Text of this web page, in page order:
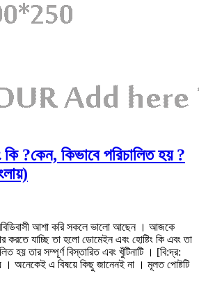
কি ?কেন, কিভাবে পরিচালিত হয় ?
আশা করি সকলে ভালো আছেন । আজকে
করতে যাচ্ছি তা হলো ডোমেইন এবং হোষ্টিং কি এবং তা
হয় তার সম্পূর্ণ বিস্তারিত এবং খুঁটিনাটি । [বি:দ্র:
। অনেকেই এ বিষয়ে কিছু জানেনই না । মূলত পোষ্টটি